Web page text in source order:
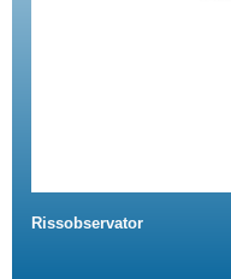
Rissobservator